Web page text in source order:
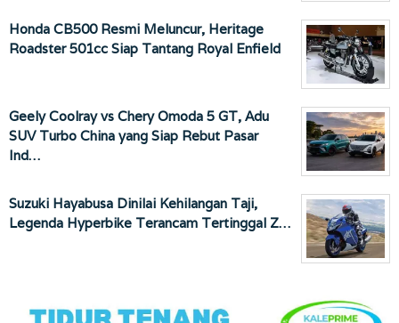
Honda CB500 Resmi Meluncur, Heritage
Roadster 501cc Siap Tantang Royal Enfield
Geely Coolray vs Chery Omoda 5 GT, Adu
SUV Turbo China yang Siap Rebut Pasar
Ind…
Suzuki Hayabusa Dinilai Kehilangan Taji,
Legenda Hyperbike Terancam Tertinggal Z…